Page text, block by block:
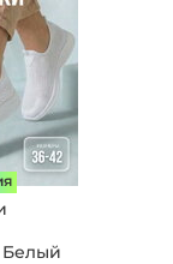
Белый